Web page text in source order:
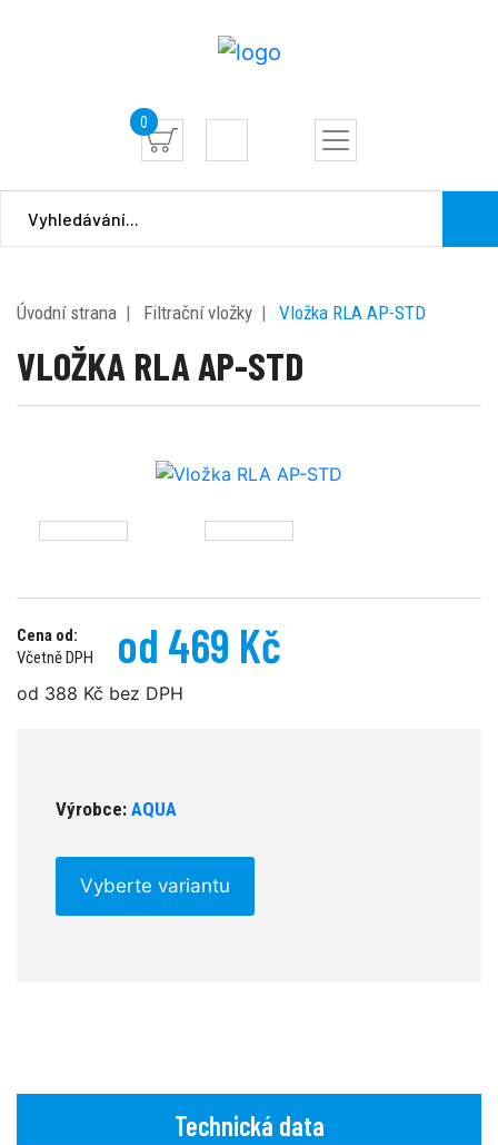
0
Úvodní strana Filtrační vložky Vložka RLA AP-STD
VLOŽKA RLA AP-STD
Cena od:
Včetně DPH
od 469 Kč
od 388 Kč bez DPH
Výrobce: AQUA
Vyberte variantu
Technická data